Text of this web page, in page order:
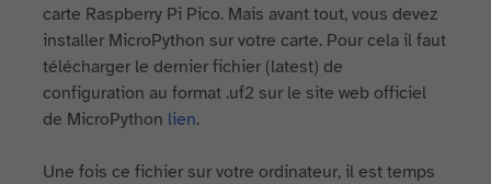
carte Raspberry Pi Pico. Mais avant tout, vous devez
installer MicroPython sur votre carte. Pour cela il faut
télécharger le dernier fichier (latest) de
configuration au format .uf2 sur le site web officiel
de MicroPython lien.
Une fois ce fichier sur votre ordinateur, il est temps